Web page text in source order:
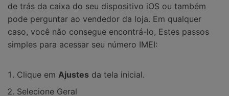
de trás da caixa do seu dispositivo iOS ou também
pode perguntar ao vendedor da loja. Em qualquer
caso, você não consegue encontrá-lo, Estes passos
simples para acessar seu número IMEI:
Clique em Ajustes da tela inicial.
Selecione Geral